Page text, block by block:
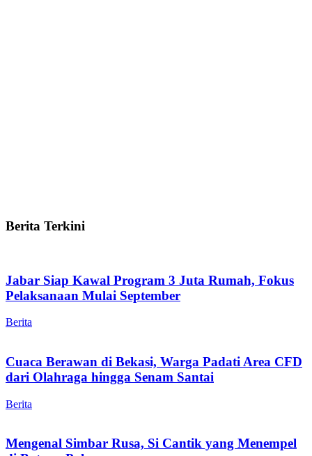
Berita Terkini
Jabar Siap Kawal Program 3 Juta Rumah, Fokus
Pelaksanaan Mulai September
Berita
Cuaca Berawan di Bekasi, Warga Padati Area CFD
dari Olahraga hingga Senam Santai
Berita
Mengenal Simbar Rusa, Si Cantik yang Menempel